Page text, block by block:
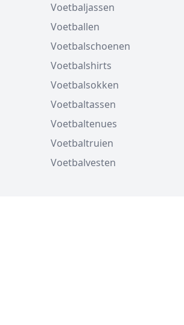
Voetbaljassen
Voetballen
Voetbalschoenen
Voetbalshirts
Voetbalsokken
Voetbaltassen
Voetbaltenues
Voetbaltruien
Voetbalvesten